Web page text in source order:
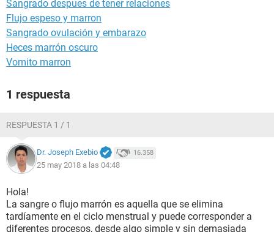
Sangrado despues de tener relaciones
Flujo espeso y marron
Sangrado ovulación y embarazo
Heces marrón oscuro
Vomito marron
1 respuesta
RESPUESTA 1 / 1
Dr. Joseph Exebio 16.358
25 may 2018 a las 04:48
Hola!
La sangre o flujo marrón es aquella que se elimina
tardíamente en el ciclo menstrual y puede corresponder a
diferentes procesos, desde algo simple y sin demasiada